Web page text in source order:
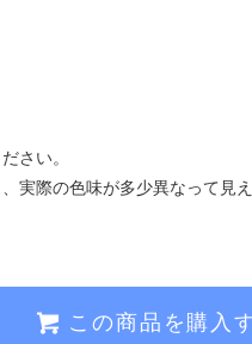
さい。
際の色味が多少異なって見え
この商品を購入